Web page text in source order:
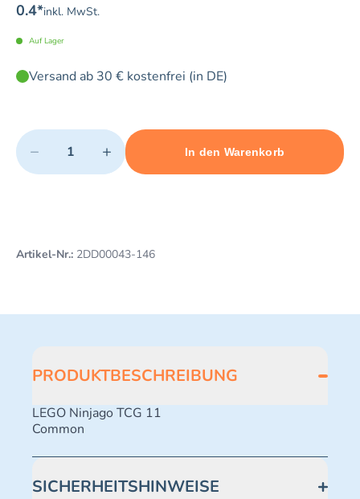
0.4*inkl. MwSt.
Auf Lager
Versand ab 30 € kostenfrei (in DE)
Quantity
− +
Minimum quantity: 1 Maximum quantity: 499
In den Warenkorb
Add 1 item to cart
Artikel-Nr.: 2DD00043-146
PRODUKTBESCHREIBUNG
LEGO Ninjago TCG 11
Common
SICHERHEITSHINWEISE